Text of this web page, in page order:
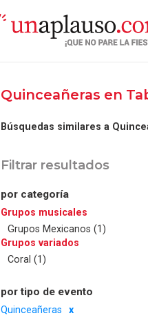
Quinceañeras en
Búsquedas similares a
Filtrar resultados
por categoría
Grupos musicales
Grupos Mexicanos (1)
Grupos variados
Coral (1)
por tipo de evento
Quinceañeras